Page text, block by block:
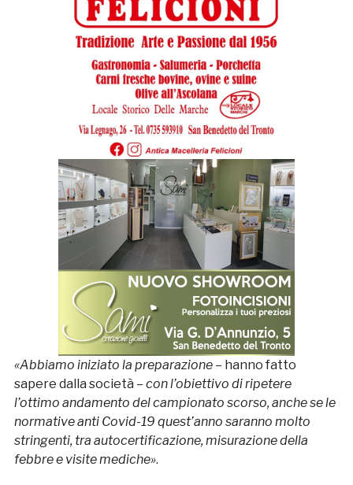
«Abbiamo iniziato la preparazione– hanno fatto
sapere dalla società – con l’obiettivo di ripetere
l’ottimo andamento del campionato scorso, anche se le
normative anti Covid-19 quest’anno saranno molto
stringenti, tra autocertificazione, misurazione della
febbre e visite mediche».